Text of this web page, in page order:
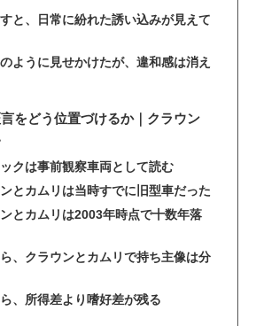
と、日常に紛れた誘い込みが見えて
ように見せかけたが、違和感は消え
をどう位置づけるか｜クラウン
クは事前観察車両として読む
とカムリは当時すでに旧型車だった
とカムリは2003年時点で十数年落
、クラウンとカムリで持ち主像は分
、所得差より嗜好差が残る